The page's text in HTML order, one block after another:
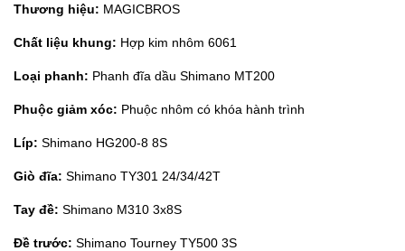
Thương hiệu: MAGICBROS
Chất liệu khung: Hợp kim nhôm 6061
Loại phanh: Phanh đĩa dầu Shimano MT200
Phuộc giảm xóc: Phuộc nhôm có khóa hành trình
Líp: Shimano HG200-8 8S
Giò đĩa: Shimano TY301 24/34/42T
Tay đề: Shimano M310 3x8S
Đề trước: Shimano Tourney TY500 3S